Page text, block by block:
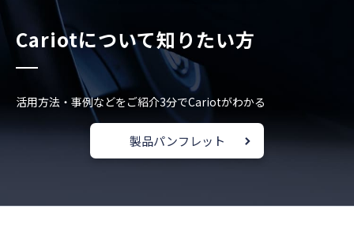
Cariotについて知りたい方
活用方法・事例などをご紹介3分でCariotがわかる
製品パンフレット